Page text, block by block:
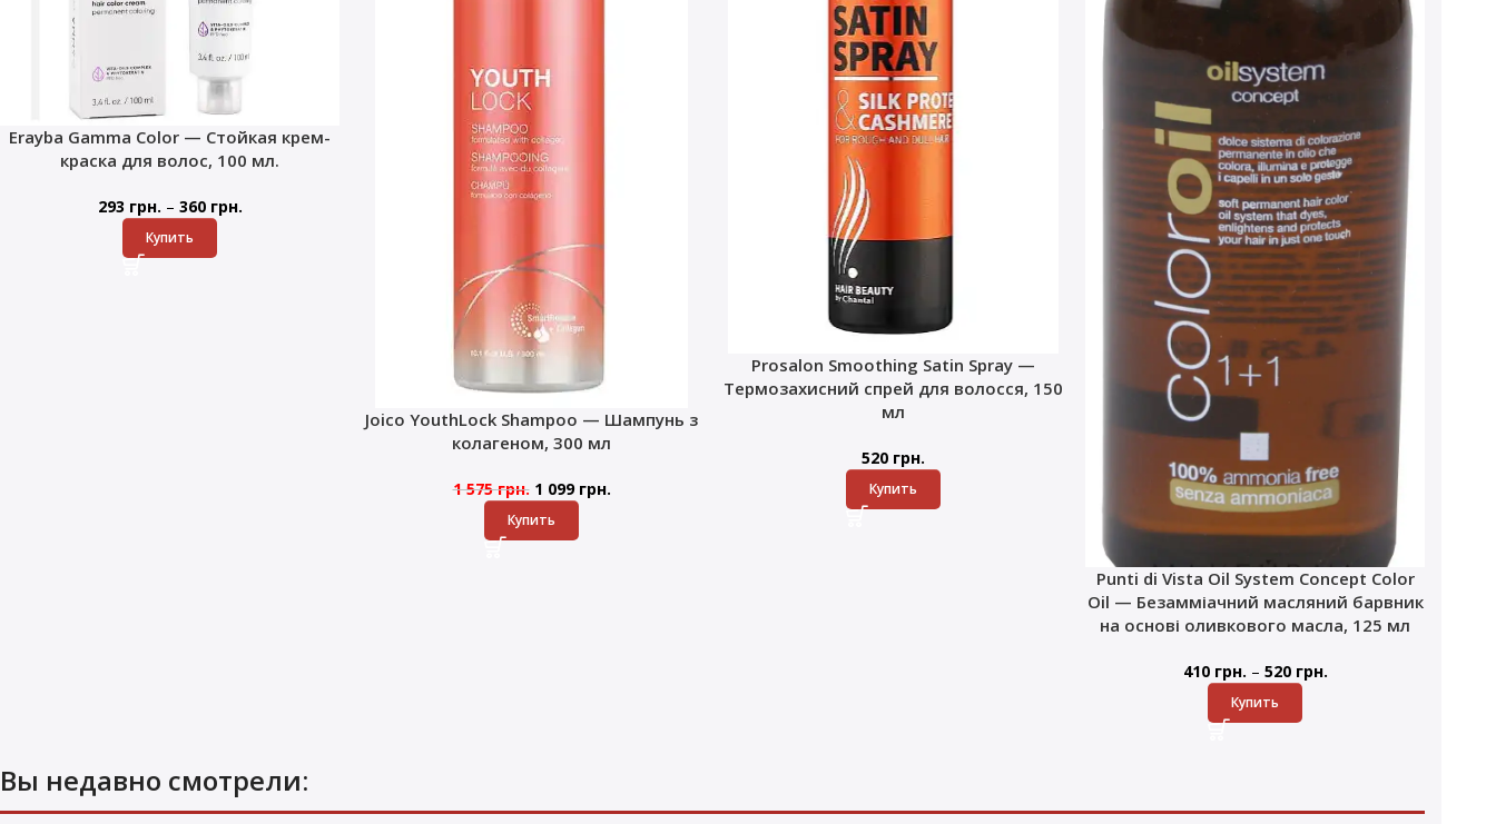
Erayba Gamma Color — Стойкая крем-
краска для волос, 100 мл.
293 грн. – 360 грн.
Купить
Joico YouthLock Shampoo — Шампунь з
колагеном, 300 мл
1 575грн. 1 099 грн.
Купить
Prosalon Smoothing Satin Spray —
Термозахисний спрей для волосся, 150
мл
520 грн.
Купить
Punti di Vista Oil System Concept Color
Oil — Безамміачний масляний барвник
на основі оливкового масла, 125 мл
410 грн. – 520 грн.
Купить
Вы недавно смотрели: